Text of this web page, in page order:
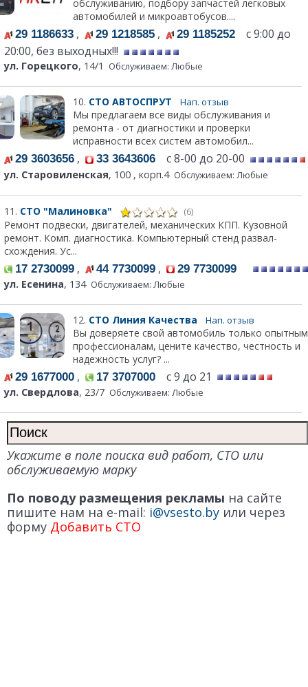
обслуживанию, подбору запчастей легковых
автомобилей и микроавтобусов....
29 1186633 , 29 1218585 , 29 1185252 с 9:00 до
20:00, без выходных!!!
ул. Горецкого, 14/1 Обслуживаем: Любые
10. СТО АВТОСПРУТ Нап. отзыв
Мы предлагаем все виды обслуживания и
ремонта - от диагностики и проверки
исправности всех систем автомобил...
29 3603656 , 33 3643606 с 8-00 до 20-00
ул. Старовиленская, 100 , корп.4 Обслуживаем: Любые
11. СТО "Малиновка" (6)
Ремонт подвески, двигателей, механических КПП. Кузовной
ремонт. Комп. диагностика. Компьютерный стенд развал-
схождения. Ус...
17 2730099 , 44 7730099 ,
29 7730099
ул. Есенина, 134 Обслуживаем: Любые
12. СТО Линия Качества Нап. отзыв
Вы доверяете свой автомобиль только опытным
профессионалам, цените качество, честность и
надежность услуг? ...
29 1677000 , 17 3707000 с 9 до 21
ул. Свердлова, 23/7 Обслуживаем: Любые
Укажите в поле поиска вид работ, СТО или
обслуживаемую марку
По поводу размещения рекламы на сайте
пишите нам на e-mail: i@vsesto.by или через
форму Добавить СТО